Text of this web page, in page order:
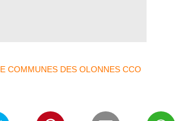
COMMUNES DES OLONNES CCO